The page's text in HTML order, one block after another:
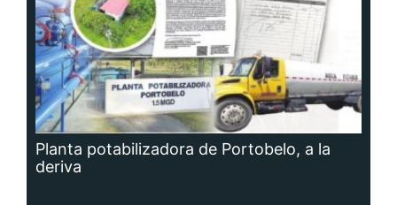
Planta potabilizadora de Portobelo, a la
deriva